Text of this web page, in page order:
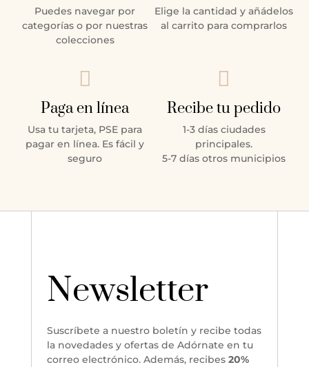
Puedes navegar por
categorías o por nuestras
colecciones
Elige la cantidad y añádelos
al carrito para comprarlos

Paga en línea
Usa tu tarjeta, PSE para
pagar en línea. Es fácil y
seguro

Recibe tu pedido
1-3 días ciudades
principales.
5-7 días otros municipios
Newsletter
Suscríbete a nuestro boletín y recibe todas
la novedades y ofertas de Adórnate en tu
correo electrónico. Además, recibes 20%